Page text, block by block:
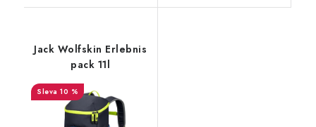
Jack Wolfskin Erlebnis
pack 11l
10 %